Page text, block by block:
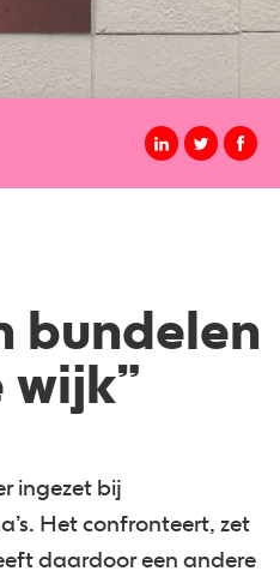
bundelen
wijk”
ingezet bij
Het confronteert, zet
daardoor een andere